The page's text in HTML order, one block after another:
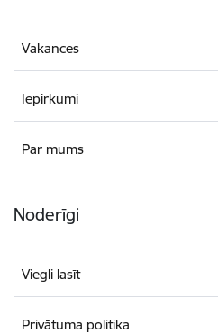
Vakances
Iepirkumi
Par mums
Noderīgi
Viegli lasīt
Privātuma politika